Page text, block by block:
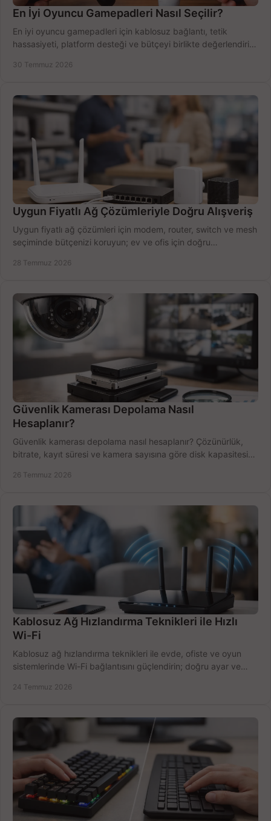
En İyi Oyuncu Gamepadleri Nasıl Seçilir?
En iyi oyuncu gamepadleri için kablosuz bağlantı, tetik
hassasiyeti, platform desteği ve bütçeyi birlikte değerlendirin;
30 Temmuz 2026
Uygun Fiyatlı Ağ Çözümleriyle Doğru Alışveriş
Uygun fiyatlı ağ çözümleri için modem, router, switch ve mesh
seçiminde bütçenizi koruyun; ev ve ofis için doğru
28 Temmuz 2026
Güvenlik Kamerası Depolama Nasıl
Hesaplanır?
Güvenlik kamerası depolama nasıl hesaplanır? Çözünürlük,
bitrate, kayıt süresi ve kamera sayısına göre disk kapasitesini
26 Temmuz 2026
Kablosuz Ağ Hızlandırma Teknikleri ile Hızlı
Wi-Fi
Kablosuz ağ hızlandırma teknikleri ile evde, ofiste ve oyun
sistemlerinde Wi-Fi bağlantısını güçlendirin; doğru ayar ve
24 Temmuz 2026